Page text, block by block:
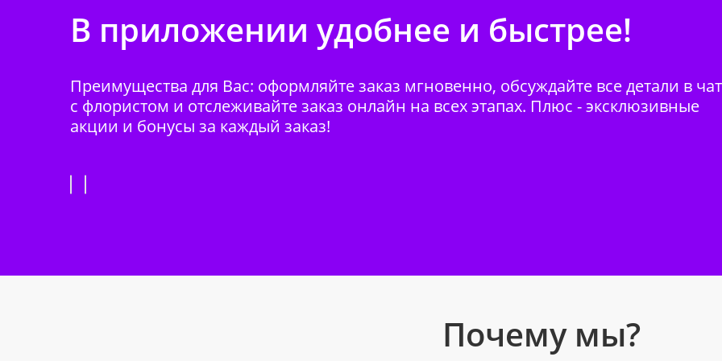
В приложении удобнее и быстрее!
Преимущества для Вас: оформляйте заказ мгновенно, обсуждайте все детали в
с флористом и отслеживайте заказ онлайн на всех этапах. Плюс - эксклюзивные
акции и бонусы за каждый заказ!
Почему мы?